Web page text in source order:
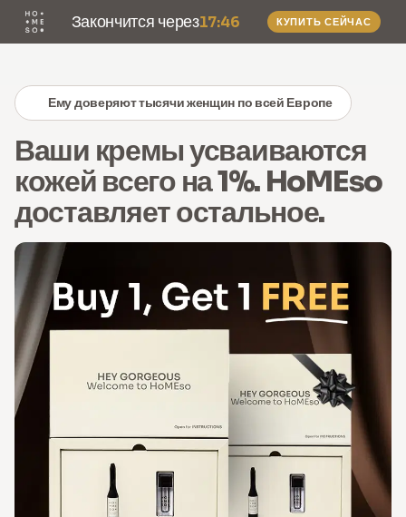
Купите
и получите каждый рефил сыворотки со
скидкой 50%
Закончится через17:46 КУПИТЬ СЕЙЧАС
Ему доверяют тысячи женщин по всей Европе
Ваши кремы усваиваются
кожей всего на 1%. HoMEso
доставляет остальное.